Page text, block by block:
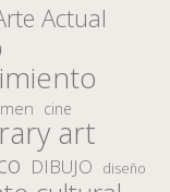
Actual
cine
art
DIBUJO diseño